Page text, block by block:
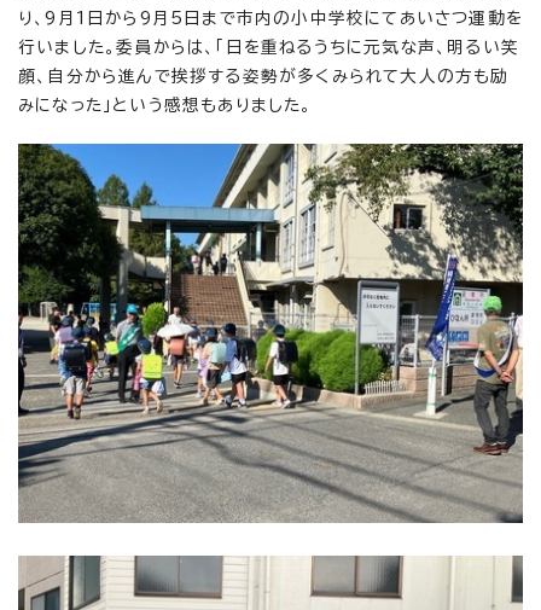
り、9月1日から9月5日まで市内の小中学校にてあいさつ運動を
行いました。委員からは、「日を重ねるうちに元気な声、明るい笑
顔、自分から進んで挨拶する姿勢が多くみられて大人の方も励
みになった」という感想もありました。